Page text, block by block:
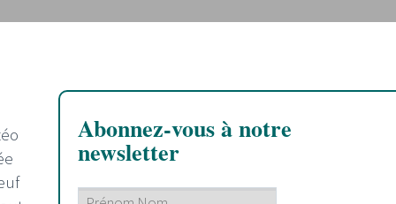
Abonnez-vous à notre
newsletter